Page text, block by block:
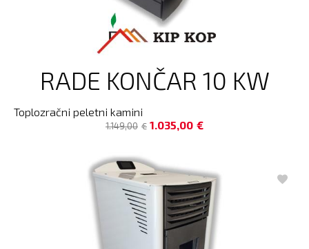
RADE KONČAR 10 KW
Toplozračni peletni kamini
€
1.149,00 €
1.035,00